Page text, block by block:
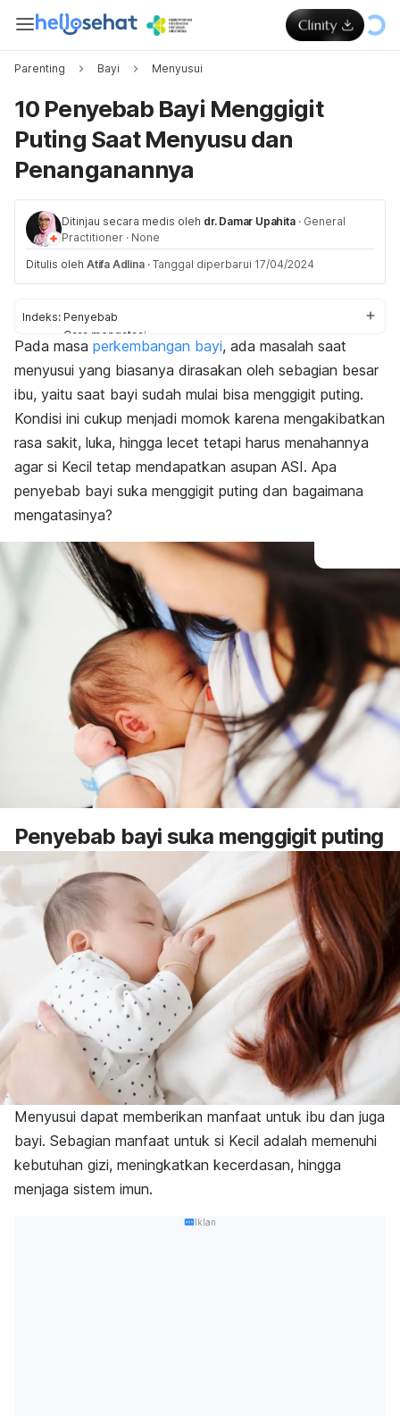
Parenting Bayi Menyusui
10 Penyebab Bayi Menggigit
Puting Saat Menyusu dan
Penanganannya
Ditinjau secara medis oleh dr. Damar Upahita · General
Practitioner · None
Ditulis oleh Atifa Adlina · Tanggal diperbarui 17/04/2024
Indeks: Penyebab
Cara mengatasi
Pengobatan
Pada masa perkembangan bayi, ada masalah saat
menyusui yang biasanya dirasakan oleh sebagian besar
ibu, yaitu saat bayi sudah mulai bisa menggigit puting.
Kondisi ini cukup menjadi momok karena mengakibatkan
rasa sakit, luka, hingga lecet tetapi harus menahannya
agar si Kecil tetap mendapatkan asupan ASI. Apa
penyebab bayi suka menggigit puting dan bagaimana
mengatasinya?
Penyebab bayi suka menggigit puting
Menyusui dapat memberikan manfaat untuk ibu dan juga
bayi. Sebagian manfaat untuk si Kecil adalah memenuhi
kebutuhan gizi, meningkatkan kecerdasan, hingga
menjaga sistem imun.
Iklan